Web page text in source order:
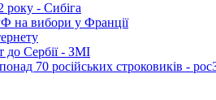
року - Сибіга
на вибори у Франції
до Сербії - ЗМІ
70 російських строковиків -